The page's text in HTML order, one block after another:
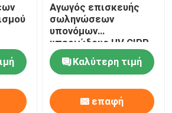
Αγωγός επισκευής
σωληνώσεων
υπονόμων
υπεριώδους UV CIPP
εξοπλισμού υπόγειος
Καλύτερη τιμή
επαφή